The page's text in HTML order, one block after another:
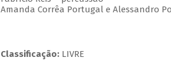
Amanda Corrêa Portugal e Alessandro
Classificação: LIVRE